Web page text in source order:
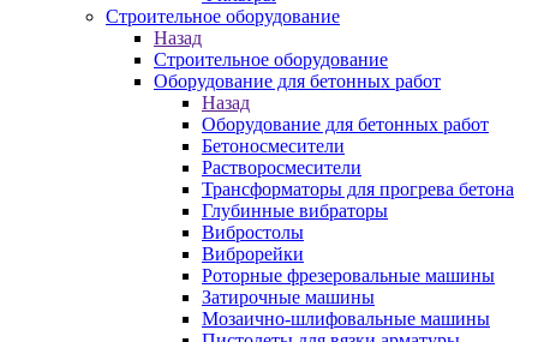
Строительное оборудование
Назад
Строительное оборудование
Оборудование для бетонных работ
Назад
Оборудование для бетонных работ
Бетоносмесители
Растворосмесители
Трансформаторы для прогрева бетона
Глубинные вибраторы
Вибростолы
Виброрейки
Роторные фрезеровальные машины
Затирочные машины
Мозаично-шлифовальные машины